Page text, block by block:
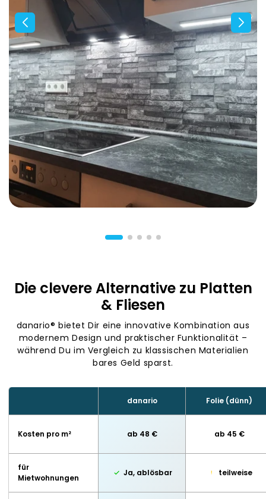
Die clevere Alternative zu Platten
& Fliesen
danario® bietet Dir eine innovative Kombination aus
modernem Design und praktischer Funktionalität –
während Du im Vergleich zu klassischen Materialien
bares Geld sparst.
danario Folie (dünn)
Kosten pro m² ab 48 € ab 45 €
für
Mietwohnungen
Ja, ablösbar teilweise